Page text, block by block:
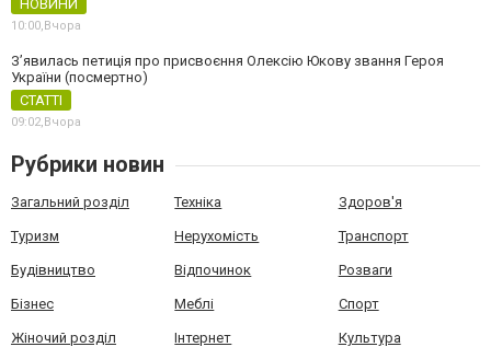
НОВИНИ
10:00,Вчора
З’явилась петиція про присвоєння Олексію Юкову звання Героя
України (посмертно)
СТАТТІ
09:02,Вчора
Рубрики новин
Загальний розділ Техніка Здоров'я
Туризм Нерухомість Транспорт
Будівництво Відпочинок Розваги
Бізнес Меблі Спорт
Жіночий розділ Інтернет Культура